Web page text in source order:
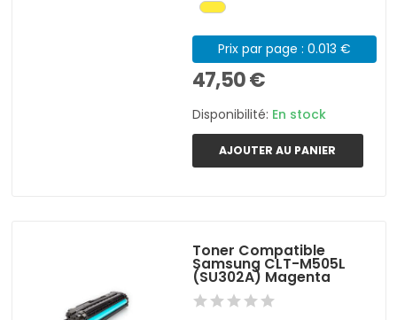
Prix par page : 0.013 €
47,50 €
Disponibilité: En stock
AJOUTER AU PANIER
Toner Compatible
Samsung CLT-M505L
(SU302A) Magenta